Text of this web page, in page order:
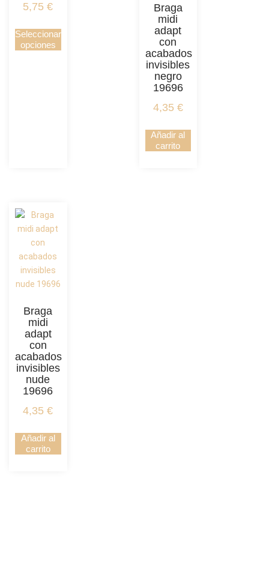
5,75€
Seleccionar
opciones
Braga
midi
adapt
con
acabados
invisibles
negro
19696
4,35 €
Añadir al
carrito
Braga
midi
adapt
con
acabados
invisibles
nude
19696
4,35€
Añadir al
carrito